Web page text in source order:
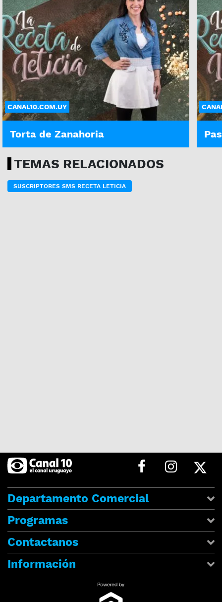
CANAL10.COM.UY
Torta de Zanahoria
TEMAS RELACIONADOS
SUSCRIPTORES SMS RECETA LETICIA
Departamento Comercial
Programas
Contactanos
Información